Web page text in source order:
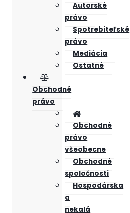
Autorské
právo
Spotrebiteľské
právo
Mediácia
Ostatné
Obchodné
právo
Obchodné
právo
všeobecne
Obchodné
spoločnosti
Hospodárska
a
nekalá